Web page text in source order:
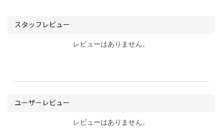
レビューはありません。
レビューはありません。